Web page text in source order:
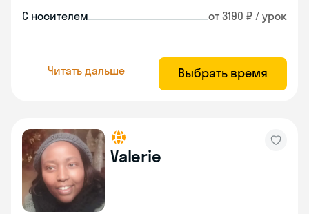
С носителем от 3190 ₽ / урок
Читать дальше Выбрать время
Valerie